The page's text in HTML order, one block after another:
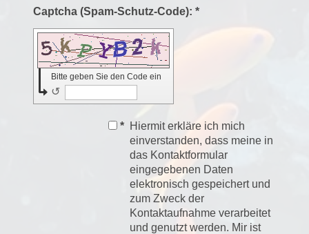
Captcha (Spam-Schutz-Code): *
Bitte geben Sie den Code ein
↺
* Hiermit erkläre ich mich
einverstanden, dass meine in
das Kontaktformular
eingegebenen Daten
elektronisch gespeichert und
zum Zweck der
Kontaktaufnahme verarbeitet
und genutzt werden. Mir ist